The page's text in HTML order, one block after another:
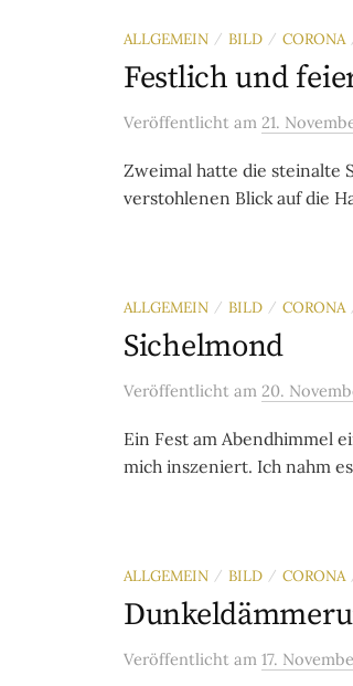
ALLGEMEIN / BILD / CORONA
Festlich und
Veröffentlicht am 21.
Zweimal hatte die steinalte
verstohlenen Blick auf die
ALLGEMEIN / BILD / CORONA
Sichelmond
Veröffentlicht am 20.
Ein Fest am Abendhimmel
mich inszeniert. Ich nahm
ALLGEMEIN / BILD / CORONA
Veröffentlicht am 17.